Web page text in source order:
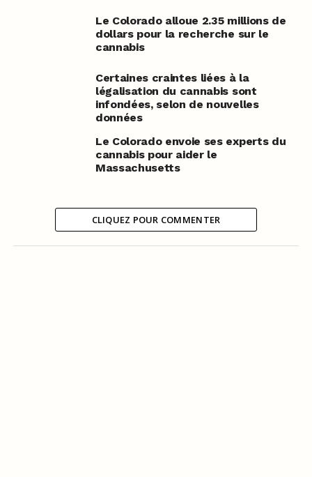
Le Colorado alloue 2.35 millions de
dollars pour la recherche sur le
cannabis
Certaines craintes liées à la
légalisation du cannabis sont
infondées, selon de nouvelles
données
Le Colorado envoie ses experts du
cannabis pour aider le
Massachusetts
CLIQUEZ POUR COMMENTER